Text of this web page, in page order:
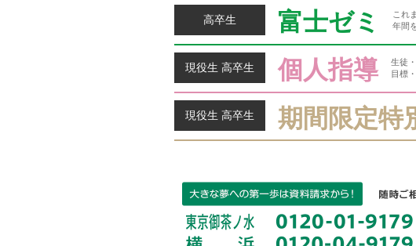
高卒生 富士ゼミ
これ
年間
現役生 高卒生 個人指導
生徒
目標
現役生 高卒生 期間限定特